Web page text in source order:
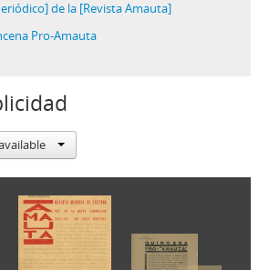
de la [Revista Amauta]
Pro-Amauta